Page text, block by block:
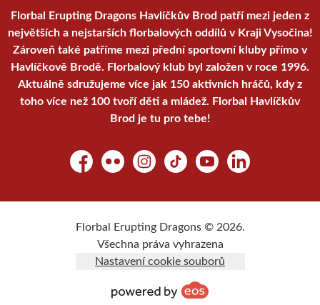
Florbal Erupting Dragons Havlíčkův Brod patří mezi jeden z
největších a nejstarších florbalových oddílů v Kraji Vysočina!
Zároveň také patříme mezi přední sportovní kluby přímo v
Havlíčkově Brodě. Florbalový klub byl založen v roce 1996.
Aktuálně sdružujeme více jak 150 aktivních hráčů, kdy z
toho více než 100 tvoří děti a mládež. Florbal Havlíčkův
Brod je tu pro tebe!
FacebookFlickr Instagram
TikTok YouTubeLinkedIn
Florbal Erupting Dragons © 2026.
Všechna práva vyhrazena
Nastavení cookie souborů